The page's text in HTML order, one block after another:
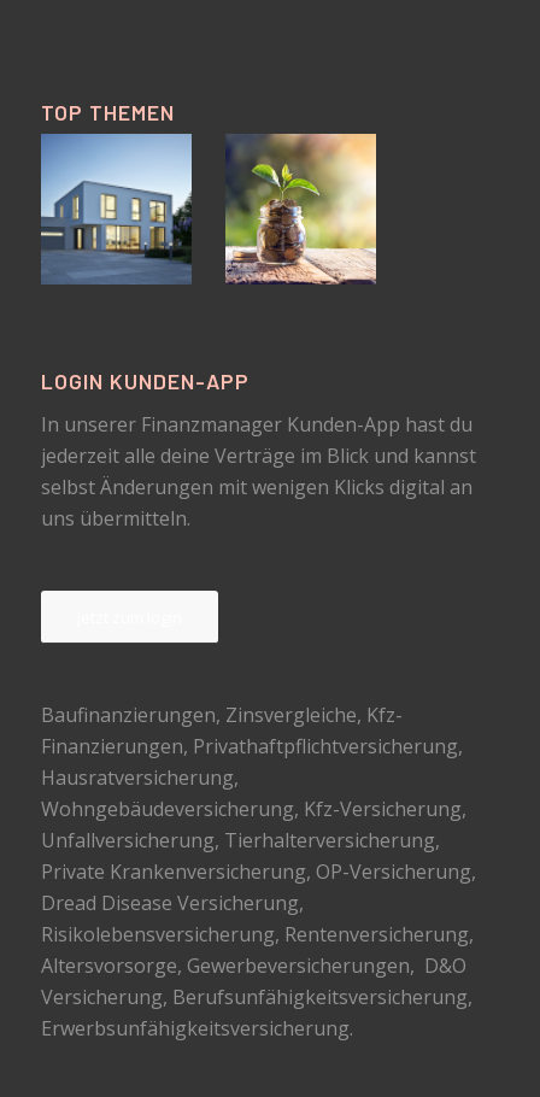
TOP THEMEN
LOGIN KUNDEN-APP
In unserer Finanzmanager Kunden-App hast du
jederzeit alle deine Verträge im Blick und kannst
selbst Änderungen mit wenigen Klicks digital an
uns übermitteln.
Baufinanzierungen, Zinsvergleiche, Kfz-
Finanzierungen, Privathaftpflichtversicherung,
Hausratversicherung,
Wohngebäudeversicherung, Kfz-Versicherung,
Unfallversicherung, Tierhalterversicherung,
Private Krankenversicherung, OP-Versicherung,
Dread Disease Versicherung,
Risikolebensversicherung, Rentenversicherung,
Altersvorsorge, Gewerbeversicherungen, D&O
Versicherung, Berufsunfähigkeitsversicherung,
Erwerbsunfähigkeitsversicherung.